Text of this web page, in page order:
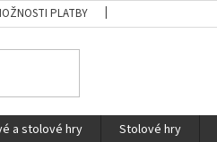
PLATBY
a stolové hry Stolové hry